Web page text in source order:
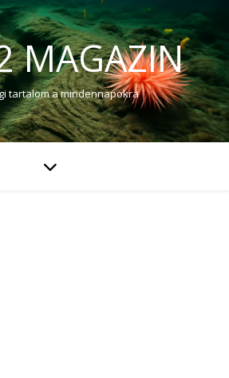
MAGAZIN
tartalom a mindennapokra